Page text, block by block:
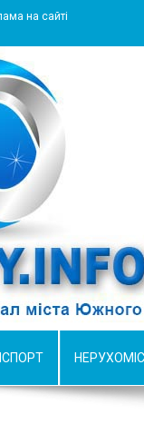
на сайті
города Южный